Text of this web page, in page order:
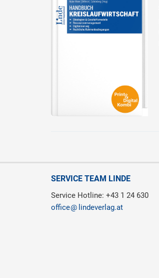
SERVICE TEAM LINDE
Service Hotline: +43 1 24 630
office
lindeverlag.at